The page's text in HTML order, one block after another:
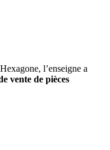
l’enseigne a
vente de pièces